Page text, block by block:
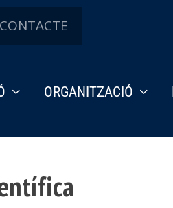
CONTACTE
ORGANITZACIÓ